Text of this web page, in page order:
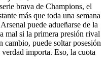
brava de Champions, el
más que toda una semana
puede adueñarse de la
mal si la primera presión rival
cambio, puede soltar posesión
importa. Eso, la cuota